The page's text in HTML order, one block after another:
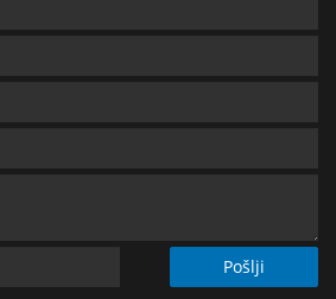
Pošlji